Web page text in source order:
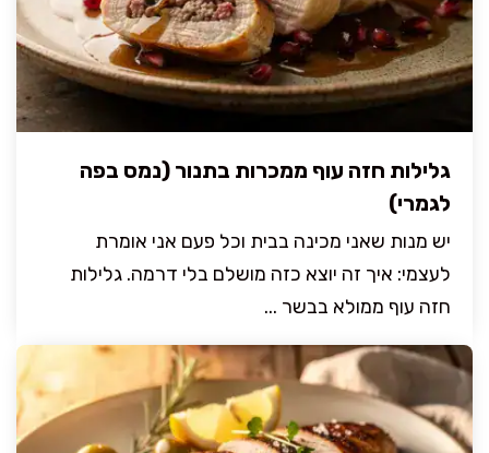
גלילות חזה עוף ממכרות בתנור (נמס בפה
לגמרי)
יש מנות שאני מכינה בבית וכל פעם אני אומרת
לעצמי: איך זה יוצא כזה מושלם בלי דרמה. גלילות
חזה עוף ממולא בבשר ...